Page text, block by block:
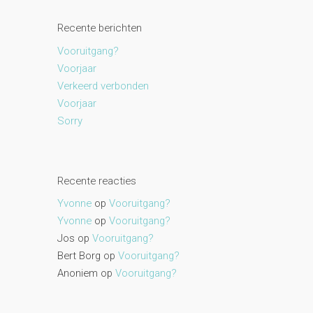
Recente berichten
Vooruitgang?
Voorjaar
Verkeerd verbonden
Voorjaar
Sorry
Recente reacties
Yvonne opVooruitgang?
Yvonne opVooruitgang?
Jos opVooruitgang?
Bert Borg opVooruitgang?
Anoniem opVooruitgang?